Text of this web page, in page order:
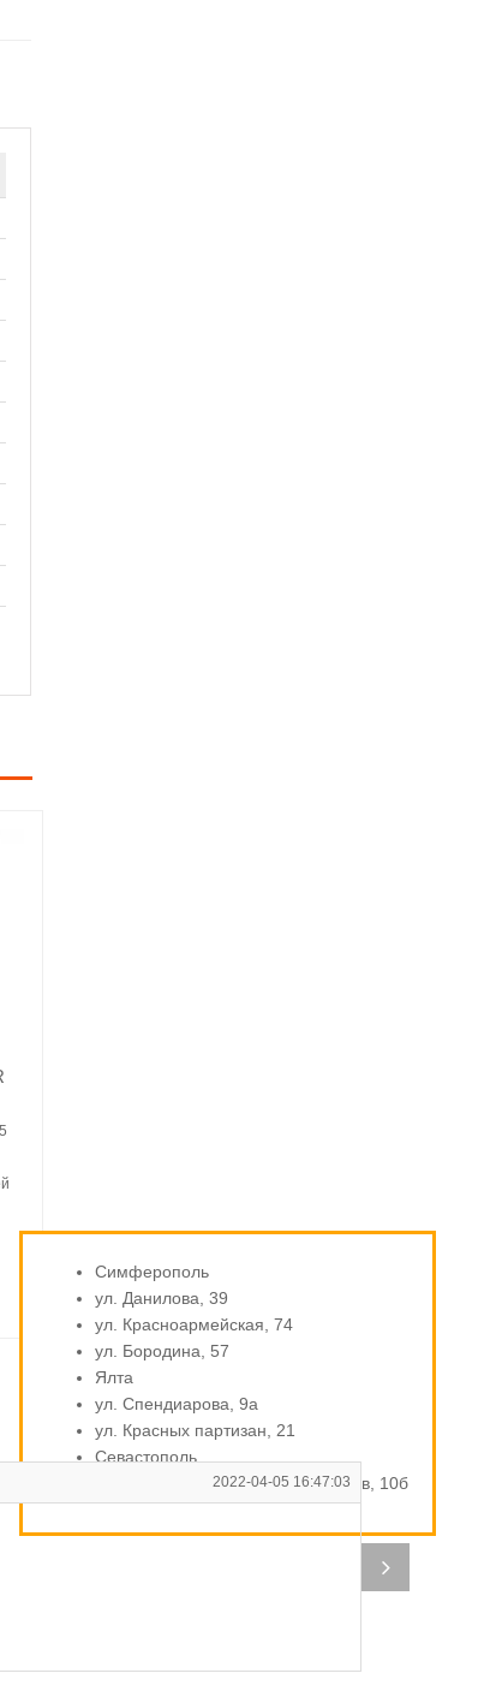
2022-04-05 16:47:03
Симферополь
ул. Данилова, 39
ул. Красноармейская, 74
ул. Бородина, 57
Ялта
ул. Спендиарова, 9а
ул. Красных партизан, 21
Севастополь
ул. Индустриальная / Стахановцев, 10б